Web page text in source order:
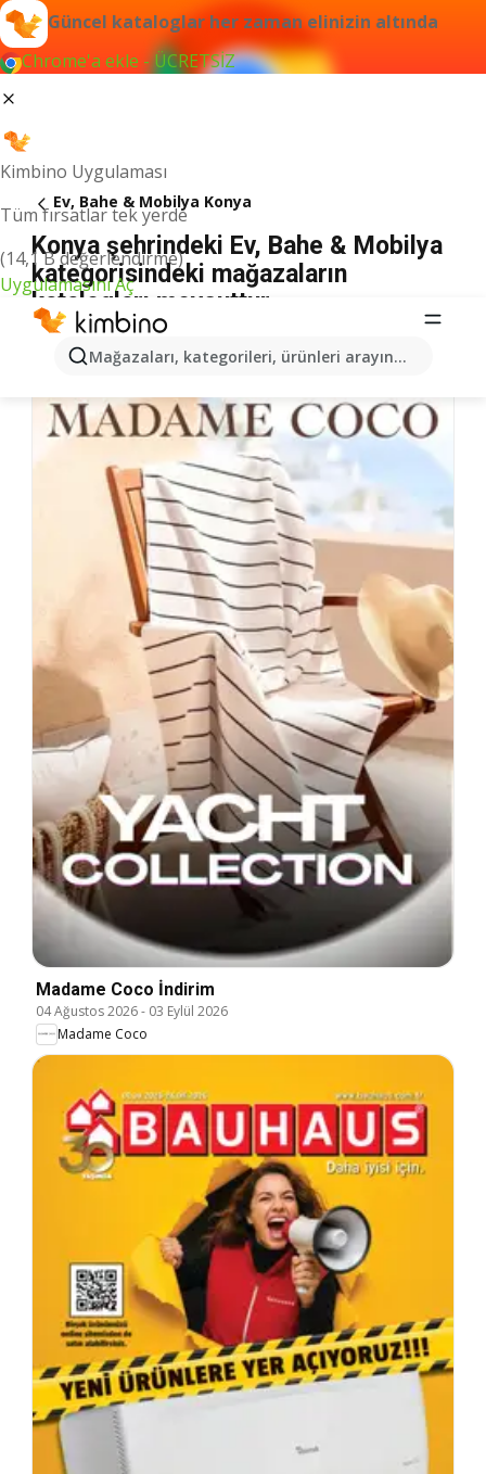
Güncel kataloglar her zaman elinizin altında
Chrome'a ekle - ÜCRETSİZ
Kimbino Uygulaması
Tüm fırsatlar tek yerde
(14,1 B değerlendirme)
Uygulamasını Aç
Mağazaları, kategorileri, ürünleri arayın...
Ev, Bahe & Mobilya Konya
Konya şehrindeki Ev, Bahe & Mobilya
kategorisindeki mağazaların
katalogları mevcuttur
Madame Coco İndirim
04 Ağustos 2026- 03 Eylül 2026
Madame Coco